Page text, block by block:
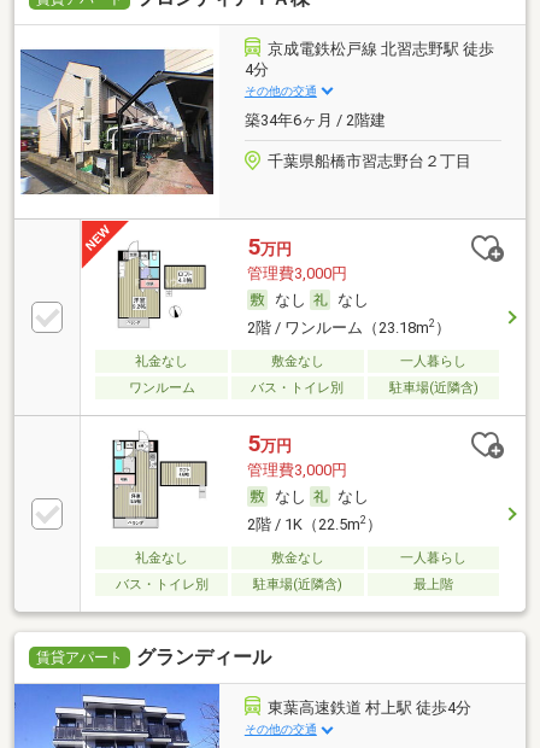
京成電鉄松戸線 北習志野駅 徒歩
4分
その他の交通
築34年6ヶ月 / 2階建
千葉県船橋市習志野台２丁目
5万円
管理費3,000円
なし
なし
2階 / ワンルーム（23.18m2）
礼金なし 敷金なし
一人暮らし
ワンルーム
バス・トイレ別 駐車場(近隣含)
5万円
管理費3,000円
なし
なし
2階 / 1K（22.5m2）
礼金なし 敷金なし
一人暮らし
バス・トイレ別
駐車場(近隣含) 最上階
賃貸アパート グランディール
東葉高速鉄道 村上駅 徒歩4分
その他の交通